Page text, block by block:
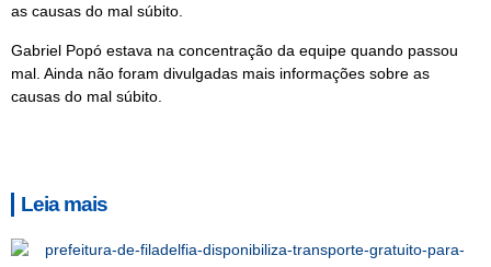
as causas do mal súbito.
Gabriel Popó estava na concentração da equipe quando passou
mal. Ainda não foram divulgadas mais informações sobre as
causas do mal súbito.
Leia mais